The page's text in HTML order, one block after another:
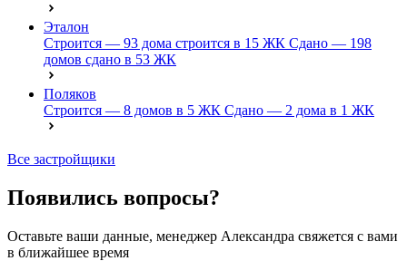
Эталон
Строится — 93 дома строится в 15 ЖК Сдано — 198
домов сдано в 53 ЖК
Поляков
Строится — 8 домов в 5 ЖК Сдано — 2 дома в 1 ЖК
Все застройщики
Появились вопросы?
Оставьте ваши данные, менеджер Александра свяжется с вами
в ближайшее время